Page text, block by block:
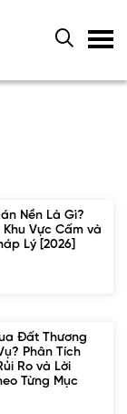
Nền Là Gì?
Vực Cấm và
Lý [2026]
Đất Thương
Phân Tích
Ro và Lời
Từng Mục